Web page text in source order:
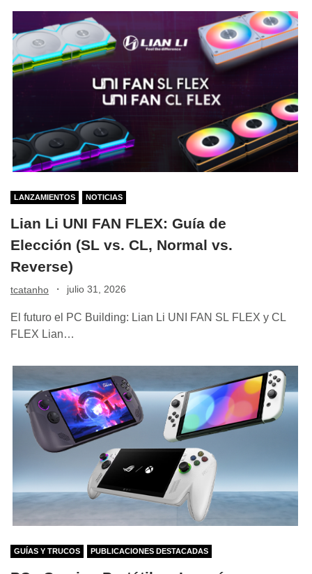
LANZAMIENTOS NOTICIAS
Lian Li UNI FAN FLEX: Guía de
Elección (SL vs. CL, Normal vs.
Reverse)
tcatanho · julio 31, 2026
El futuro el PC Building: Lian Li UNI FAN SL FLEX y CL
FLEX Lian…
GUÍAS Y TRUCOS PUBLICACIONES DESTACADAS